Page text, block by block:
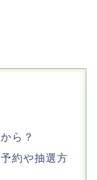
ら？
約や抽選方